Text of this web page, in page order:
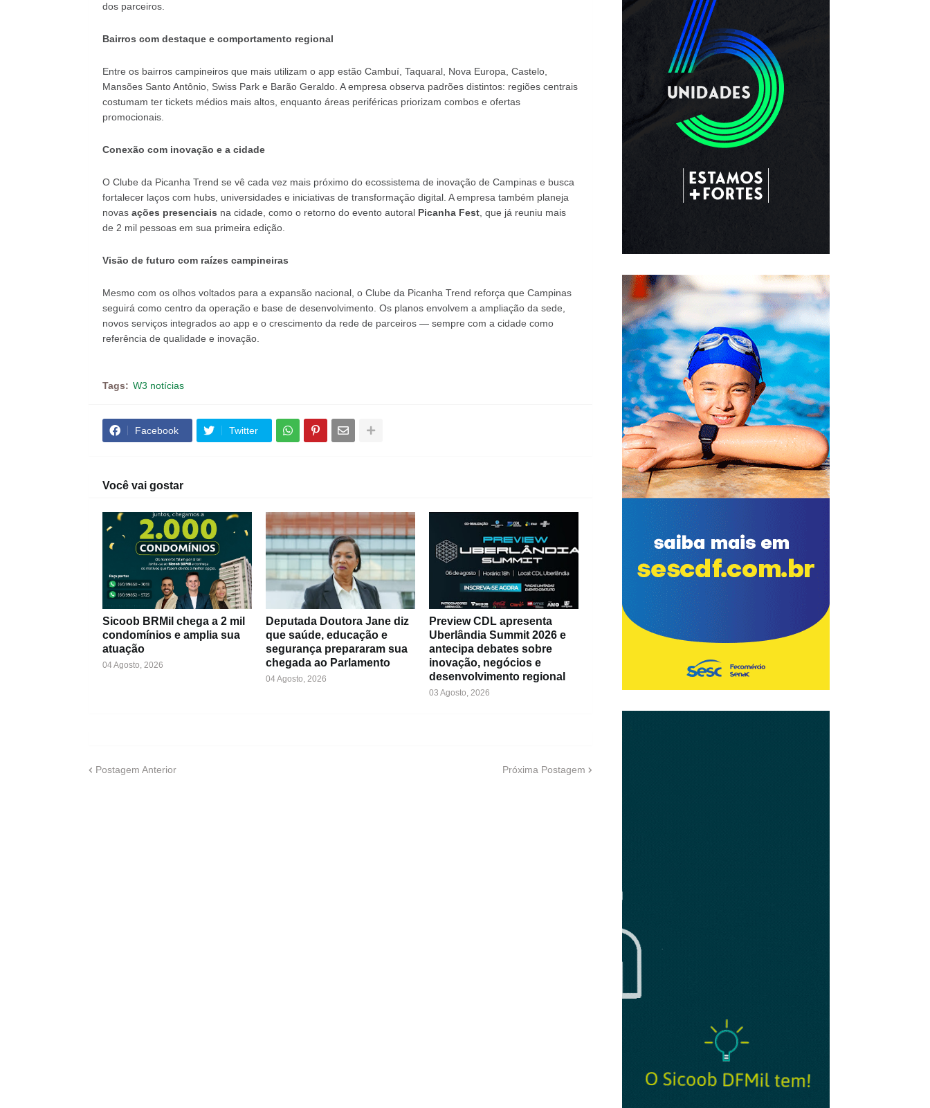
dos parceiros.
Bairros com destaque e comportamento regional
Entre os bairros campineiros que mais utilizam o app estão Cambuí, Taquaral, Nova Europa, Castelo,
Mansões Santo Antônio, Swiss Park e Barão Geraldo. A empresa observa padrões distintos: regiões centrais
costumam ter tickets médios mais altos, enquanto áreas periféricas priorizam combos e ofertas
promocionais.
Conexão com inovação e a cidade
O Clube da Picanha Trend se vê cada vez mais próximo do ecossistema de inovação de Campinas e busca
fortalecer laços com hubs, universidades e iniciativas de transformação digital. A empresa também planeja
novas ações presenciais na cidade, como o retorno do evento autoral Picanha Fest, que já reuniu mais
de 2 mil pessoas em sua primeira edição.
Visão de futuro com raízes campineiras
Mesmo com os olhos voltados para a expansão nacional, o Clube da Picanha Trend reforça que Campinas
seguirá como centro da operação e base de desenvolvimento. Os planos envolvem a ampliação da sede,
novos serviços integrados ao app e o crescimento da rede de parceiros — sempre com a cidade como
referência de qualidade e inovação.
Tags: W3 notícias
Facebook Twitter
Você vai gostar
Sicoob BRMil chega a 2 mil
condomínios e amplia sua
atuação
04 Agosto, 2026
Deputada Doutora Jane diz
que saúde, educação e
segurança prepararam sua
chegada ao Parlamento
04 Agosto, 2026
Preview CDL apresenta
Uberlândia Summit 2026 e
antecipa debates sobre
inovação, negócios e
desenvolvimento regional
03 Agosto, 2026
Postagem Anterior Próxima Postagem